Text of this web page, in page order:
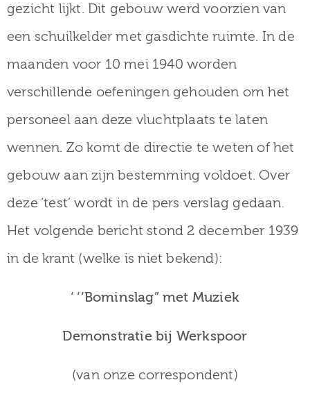
gezicht lijkt. Dit gebouw werd voorzien van
een schuilkelder met gasdichte ruimte. In de
maanden voor 10 mei 1940 worden
verschillende oefeningen gehouden om het
personeel aan deze vluchtplaats te laten
wennen. Zo komt de directie te weten of het
gebouw aan zijn bestemming voldoet. Over
deze ‘test’ wordt in de pers verslag gedaan.
Het volgende bericht stond 2 december 1939
in de krant (welke is niet bekend):
‘ ‘‘Bominslag” met Muziek
Demonstratie bij Werkspoor
(van onze correspondent)